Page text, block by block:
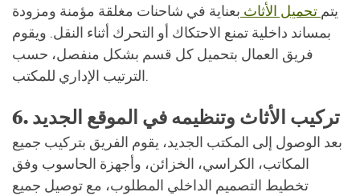
يتم تحميل الأثاث بعناية في شاحنات مغلقة مؤمنة ومزودة
بمساند داخلية تمنع الاحتكاك أو التحرك أثناء النقل. ويقوم
فريق العمال بتحميل كل قسم بشكل منفصل، حسب
الترتيب الإداري للمكتب.
6. تركيب الأثاث وتنظيمه في الموقع الجديد
بعد الوصول إلى المكتب الجديد، يقوم الفريق بتركيب جميع
المكاتب، الكراسي، الخزائن، وأجهزة الحاسوب وفق
تخطيط التصميم الداخلي المطلوب، مع توصيل جميع